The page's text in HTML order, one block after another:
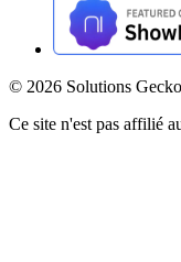
© 2026 Solutions
Ce site n'est pas affilié